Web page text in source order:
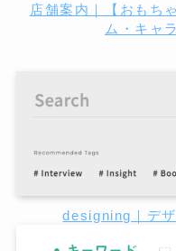
店舗案内｜【おもち
ム・キャ
designing｜デ